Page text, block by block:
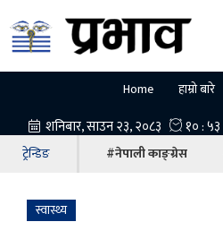
Home हाम्रो बारे
ट्रेन्डिङ #नेपाली काङ्ग्रेस
स्वास्थ्य